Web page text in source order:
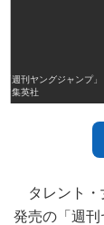
「週刊ヤングジャンプ
／集英社
タレント・
発売の「週